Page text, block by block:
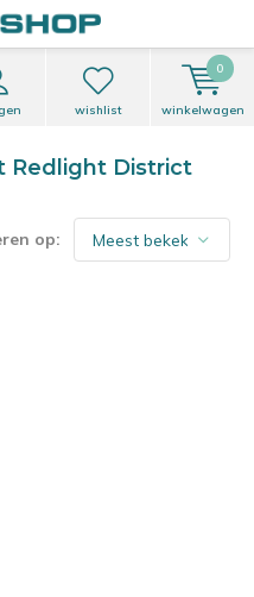
wishlist winkelwagen
0
Redlight District
op: